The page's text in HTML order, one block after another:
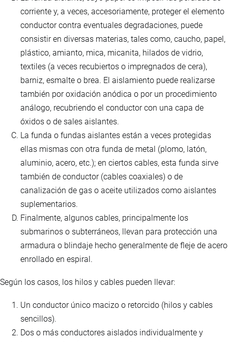
corriente y, a veces, accesoriamente, proteger el elemento
conductor contra eventuales degradaciones, puede
consistir en diversas materias, tales como, caucho, papel,
plástico, amianto, mica, micanita, hilados de vidrio,
textiles (a veces recubiertos o impregnados de cera),
barniz, esmalte o brea. El aislamiento puede realizarse
también por oxidación anódica o por un procedimiento
análogo, recubriendo el conductor con una capa de
óxidos o de sales aislantes.
La funda o fundas aislantes están a veces protegidas
ellas mismas con otra funda de metal (plomo, latón,
aluminio, acero, etc.); en ciertos cables, esta funda sirve
también de conductor (cables coaxiales) o de
canalización de gas o aceite utilizados como aislantes
suplementarios.
Finalmente, algunos cables, principalmente los
submarinos o subterráneos, llevan para protección una
armadura o blindaje hecho generalmente de fleje de acero
enrollado en espiral.
Según los casos, los hilos y cables pueden llevar:
Un conductor único macizo o retorcido (hilos y cables
sencillos).
Dos o más conductores aislados individualmente y